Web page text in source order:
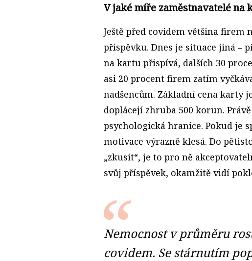
V jaké míře zaměstnavatelé
Ještě před covidem většina firem
příspěvku. Dnes je situace jiná –
na kartu přispívá, dalších 30
asi 20 procent firem zatím
nadšencům. Základní cena karty
doplácejí zhruba 500 korun.
psychologická hranice. Pokud je
motivace výrazně klesá. Do
„zkusit“, je to pro ně
svůj příspěvek, okamžitě vidí
Nemocnost v průměru
covidem. Se stárnutím